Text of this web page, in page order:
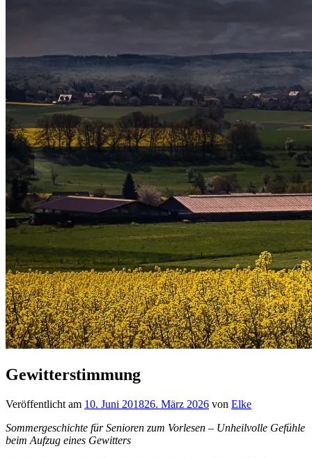
Gewitterstimmung
Veröffentlicht am 10. Juni 201826. März 2026 von Elke
Sommergeschichte für Senioren zum Vorlesen – Unheilvolle Gefühle
beim Aufzug eines Gewitters